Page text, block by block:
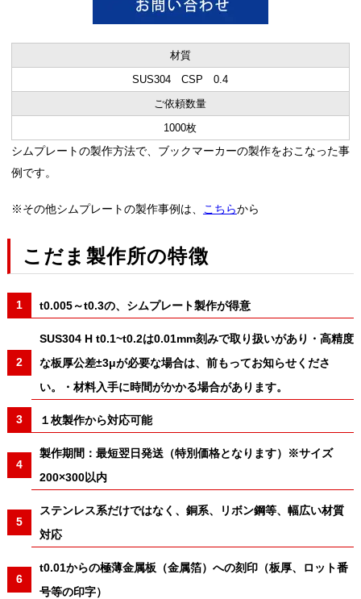
材質
SUS304 CSP 0.4
ご依頼数量
1000枚
シムプレートの製作方法で、ブックマーカーの製作をおこなった事
例です。
※その他シムプレートの製作事例は、 こちらから
こだま製作所の特徴
t0.005～t0.3の、シムプレート製作が得意
SUS304 H t0.1~t0.2は0.01mm刻みで取り扱いがあり・高精度
な板厚公差±3μが必要な場合は、前もってお知らせくださ
い。・材料入手に時間がかかる場合があります。
１枚製作から対応可能
製作期間：最短翌日発送（特別価格となります）※サイズ
200×300以内
ステンレス系だけではなく、銅系、リボン鋼等、幅広い材質
対応
t0.01からの極薄金属板（金属箔）への刻印（板厚、ロット番
号等の印字）